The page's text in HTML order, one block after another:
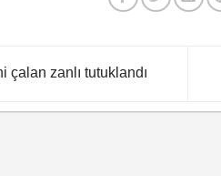
çalan zanlı tutuklandı